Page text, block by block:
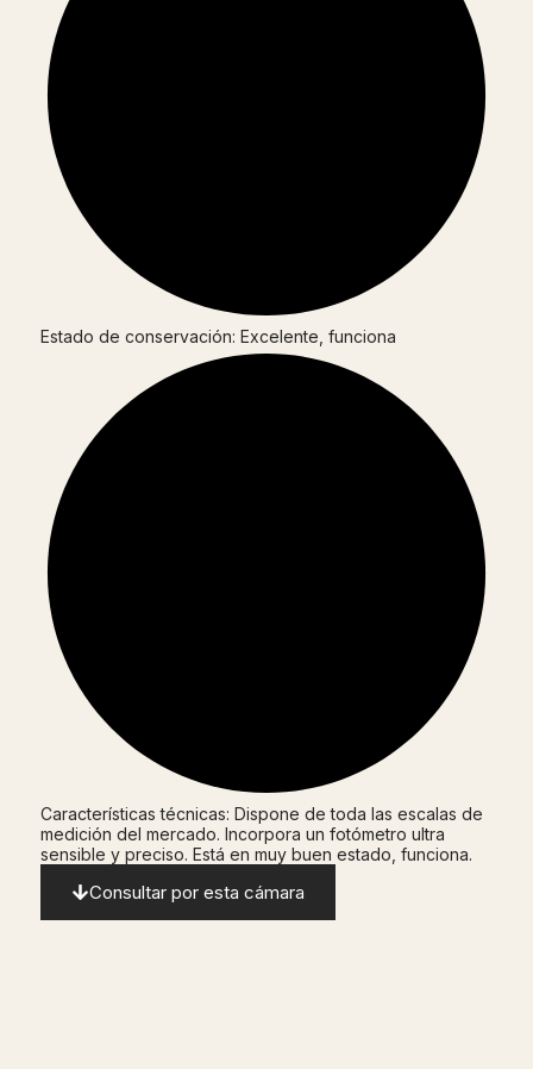
Estado de conservación: Excelente, funciona
Características técnicas: Dispone de toda las escalas de
medición del mercado. Incorpora un fotómetro ultra
sensible y preciso. Está en muy buen estado, funciona.
Consultar por esta cámara